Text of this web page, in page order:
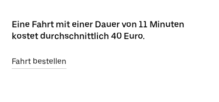
Eine Fahrt mit einer Dauer von 11 Minuten
kostet durchschnittlich 40 Euro.
Fahrt bestellen